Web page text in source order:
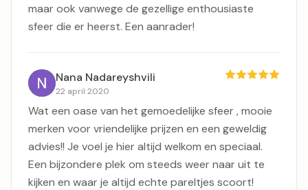
maar ook vanwege de gezellige enthousiaste
sfeer die er heerst. Een aanrader!
Nana Nadareyshvili
22 april 2020
Wat een oase van het gemoedelijke sfeer , mooie
merken voor vriendelijke prijzen en een geweldig
advies!! Je voel je hier altijd welkom en speciaal.
Een bijzondere plek om steeds weer naar uit te
kijken en waar je altijd echte pareltjes scoort!